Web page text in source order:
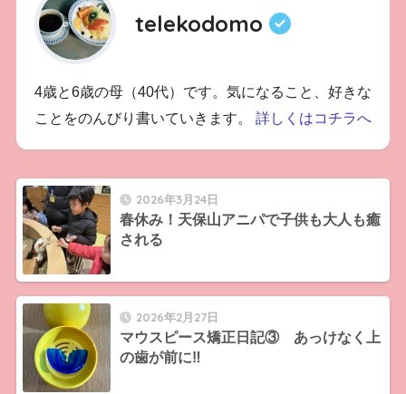
telekodomo
4歳と6歳の母（40代）です。気になること、好きな
ことをのんびり書いていきます。 詳しくはコチラへ
2026年3月24日
春休み！天保山アニパで子供も大人も癒
される
2026年2月27日
マウスピース矯正日記③ あっけなく上
の歯が前に‼